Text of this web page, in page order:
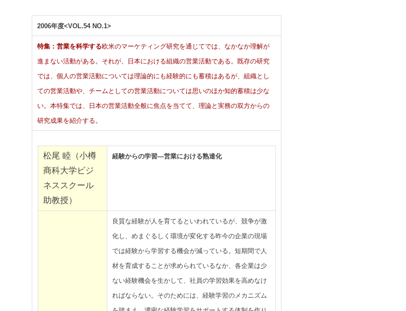
2006年度<VOL.54 NO.1>
特集：営業を科学する欧米のマーケティング研究を通じてでは、なかなか理解が
進まない活動がある。それが、日本における組織の営業活動である。既存の研究
では、個人の営業活動については理論的にも経験的にも蓄積はあるが、組織とし
ての営業活動や、チームとしての営業活動については思いのほか知的蓄積は少な
い。本特集では、日本の営業活動全般に焦点を当てて、理論と実務の双方からの
研究成果を紹介する。
松尾 睦（小樽
商科大学ビジ
ネススクール
助教授）
経験からの学習―営業における熟達化
良質な経験が人を育てるといわれているが、競争が激
化し、めまぐるしく環境が変化する昨今の企業の現場
では経験から学習する機会が減っている。短期間で人
材を育成することが求められているなか、各企業は少
ない経験機会を生かして、社員の学習効果を高めなけ
ればならない。そのためには、経験学習のメカニズム